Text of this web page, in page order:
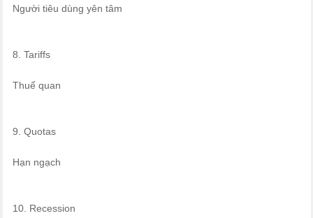
Người tiêu dùng yên tâm
8. Tariffs
Thuế quan
9. Quotas
Hạn ngạch
10. Recession